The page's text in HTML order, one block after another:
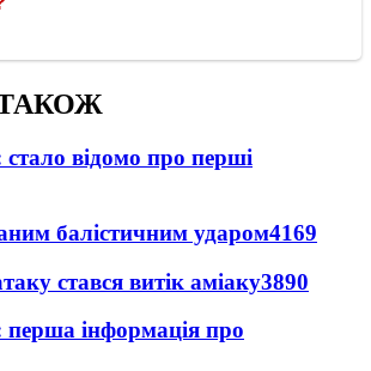
відомо про перші
балістичним ударом4169
стався витік аміаку3890
інформація про